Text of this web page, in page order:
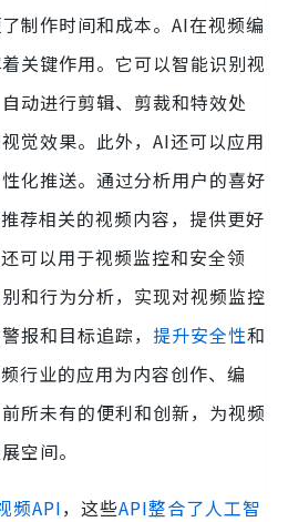
制作时间和成本。AI在视频编
关键作用。它可以智能识别视
动进行剪辑、剪裁和特效处
觉效果。此外，AI还可以应用
化推送。通过分析用户的喜好
荐相关的视频内容，提供更好
可以用于视频监控和安全领
和行为分析，实现对视频监控
报和目标追踪， 提升安全性和
行业的应用为内容创作、编
所未有的便利和创新，为视频
空间。
频API，这些API整合了人工智